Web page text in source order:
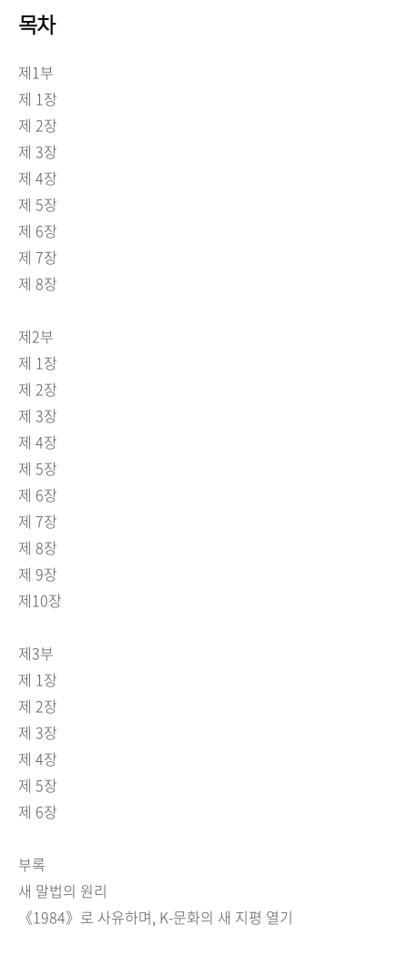
목차
제1부
제 1장
제 2장
제 3장
제 4장
제 5장
제 6장
제 7장
제 8장
제2부
제 1장
제 2장
제 3장
제 4장
제 5장
제 6장
제 7장
제 8장
제 9장
제10장
제3부
제 1장
제 2장
제 3장
제 4장
제 5장
제 6장
부록
새 말법의 원리
《1984》로 사유하며, K-문화의 새 지평 열기